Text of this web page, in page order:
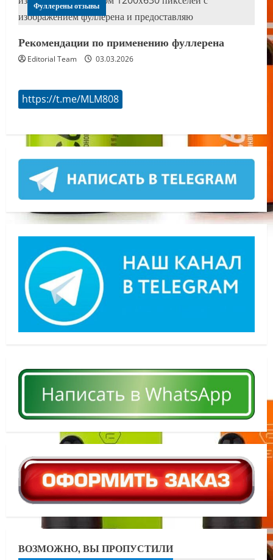
Фуллерены отзывы
Рекомендации по применению фуллерена
Editorial Team 03.03.2026
https://t.me/MLM808
ВОЗМОЖНО, ВЫ ПРОПУСТИЛИ